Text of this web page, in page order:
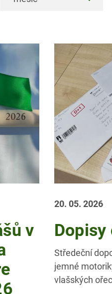
v
20. 05. 2026
Dopisy
Středeční
jemné
vlašských